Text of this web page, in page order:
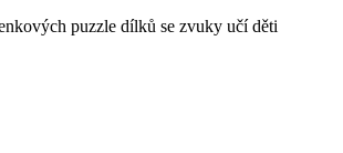
puzzle dílků se zvuky učí děti